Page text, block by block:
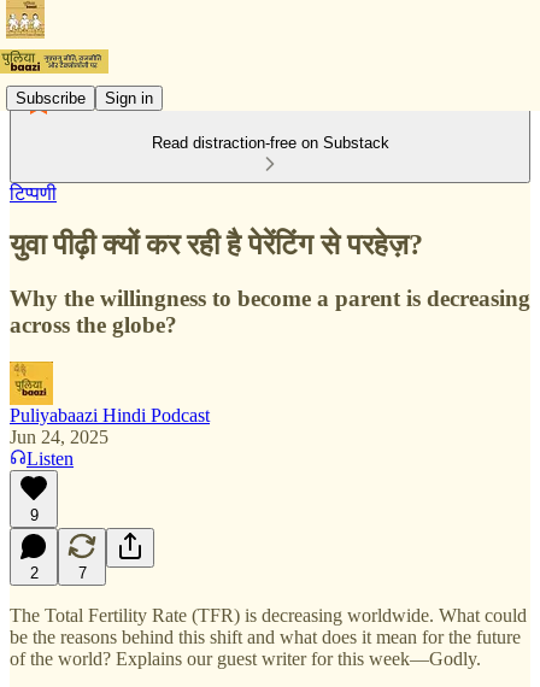
Subscribe Sign in
Read distraction-free on Substack
टिप्पणी
युवा पीढ़ी क्यों कर रही है पेरेंटिंग से परहेज़?
Why the willingness to become a parent is decreasing
across the globe?
Puliyabaazi Hindi Podcast
Jun 24, 2025
Listen
9
2 7
The Total Fertility Rate (TFR) is decreasing worldwide. What could
be the reasons behind this shift and what does it mean for the future
of the world? Explains our guest writer for this week—Godly.